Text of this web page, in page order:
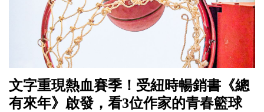
文字重現熱血賽季！受紐時暢銷書《總
有來年》啟發，看3位作家的青春籃球